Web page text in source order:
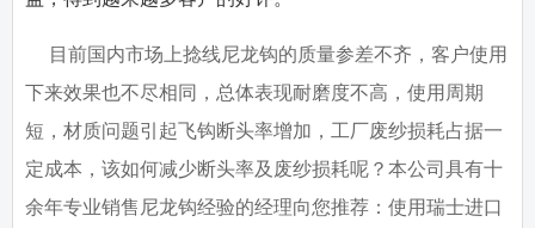
目前国内市场上捻线尼龙钩的质量参差不齐，客户使用
下来效果也不尽相同，总体表现耐磨度不高，使用周期
短，材质问题引起飞钩断头率增加，工厂废纱损耗占据一
定成本，该如何减少断头率及废纱损耗呢？本公司具有十
余年专业销售尼龙钩经验的经理向您推荐：使用瑞士进口